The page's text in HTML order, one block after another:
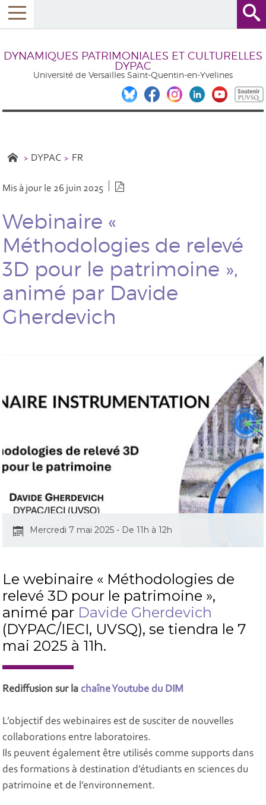
DYNAMIQUES PATRIMONIALES ET CULTURELLES
DYPAC
Université de Versailles Saint-Quentin-en-Yvelines
DYPAC FR
Mis à jour le 26 juin 2025
Webinaire «
Méthodologies de relevé
3D pour le patrimoine »,
animé par Davide
Gherdevich
Mercredi 7 mai 2025 - De 11h à 12h
Le webinaire « Méthodologies de
relevé 3D pour le patrimoine »,
animé par Davide Gherdevich
(DYPAC/IECI, UVSQ), se tiendra le 7
mai 2025 à 11h.
Rediffusion sur la chaîne Youtube du DIM
L’objectif des webinaires est de susciter de nouvelles
collaborations entre laboratoires.
Ils peuvent également être utilisés comme supports dans
des formations à destination d’étudiants en sciences du
patrimoine et de l’environnement.